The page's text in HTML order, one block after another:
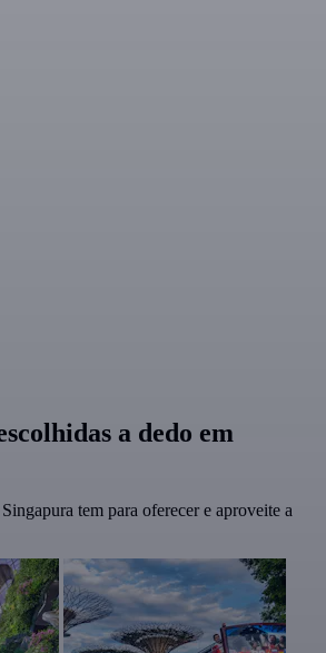
a dedo em
tem para oferecer e aproveite a